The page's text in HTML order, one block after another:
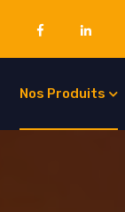
Nos Produits